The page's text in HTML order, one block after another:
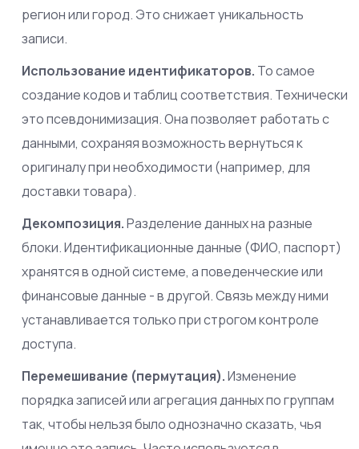
регион или город. Это снижает уникальность
записи.
Использование идентификаторов. То самое
создание кодов и таблиц соответствия. Технически
это псевдонимизация. Она позволяет работать с
данными, сохраняя возможность вернуться к
оригиналу при необходимости (например, для
доставки товара).
Декомпозиция.Разделение данных на разные
блоки. Идентификационные данные (ФИО, паспорт)
хранятся в одной системе, а поведенческие или
финансовые данные - в другой. Связь между ними
устанавливается только при строгом контроле
доступа.
Перемешивание (пермутация).Изменение
порядка записей или агрегация данных по группам
так, чтобы нельзя было однозначно сказать, чья